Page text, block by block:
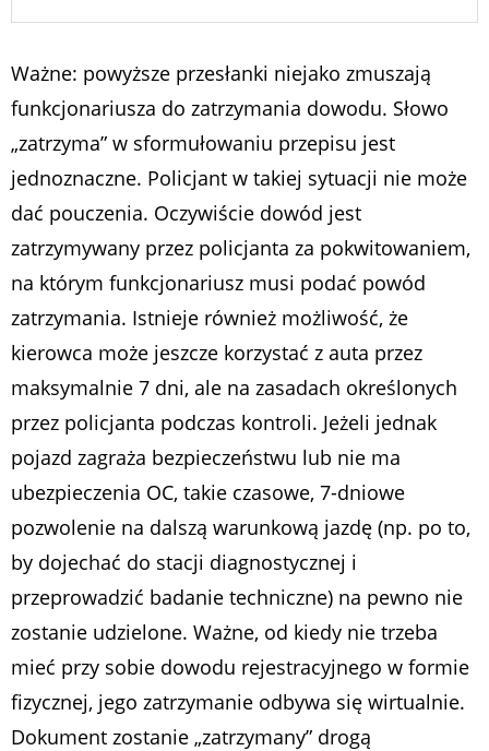
Ważne: powyższe przesłanki niejako zmuszają
funkcjonariusza do zatrzymania dowodu. Słowo
„zatrzyma” w sformułowaniu przepisu jest
jednoznaczne. Policjant w takiej sytuacji nie może
dać pouczenia. Oczywiście dowód jest
zatrzymywany przez policjanta za pokwitowaniem,
na którym funkcjonariusz musi podać powód
zatrzymania. Istnieje również możliwość, że
kierowca może jeszcze korzystać z auta przez
maksymalnie 7 dni, ale na zasadach określonych
przez policjanta podczas kontroli. Jeżeli jednak
pojazd zagraża bezpieczeństwu lub nie ma
ubezpieczenia OC, takie czasowe, 7-dniowe
pozwolenie na dalszą warunkową jazdę (np. po to,
by dojechać do stacji diagnostycznej i
przeprowadzić badanie techniczne) na pewno nie
zostanie udzielone. Ważne, od kiedy nie trzeba
mieć przy sobie dowodu rejestracyjnego w formie
fizycznej, jego zatrzymanie odbywa się wirtualnie.
Dokument zostanie „zatrzymany” drogą